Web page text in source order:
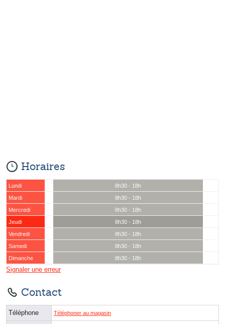
Horaires
Lundi
8h30 - 18h
Mardi
8h30 - 18h
Mercredi
8h30 - 18h
Jeudi
8h30 - 18h
Vendredi
8h30 - 18h
Samedi
8h30 - 18h
Dimanche
8h30 - 18h
Signaler une erreur
Contact
Téléphone Téléphoner au magasin